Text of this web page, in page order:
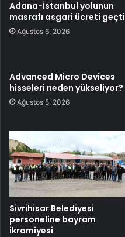
Adana-İstanbul yolunun
masrafı asgari ücreti geçti
Ağustos 6, 2026
Advanced Micro Devices
hisseleri neden yükseliyor?
Ağustos 5, 2026
Sivrihisar Belediyesi
personeline bayram
ikramiyesi